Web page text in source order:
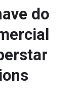
do